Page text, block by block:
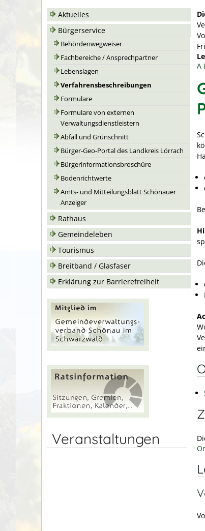
Aktuelles
Bürgerservice
Behördenwegweiser
Fachbereiche / Ansprechpartner
Lebenslagen
Verfahrensbeschreibungen
Formulare
Formulare von externen
Verwaltungsdienstleistern
Abfall und Grünschnitt
Bürger-Geo-Portal des Landkreis Lörrach
Bürgerinformationsbroschüre
Bodenrichtwerte
Amts- und Mitteilungsblatt Schönauer
Anzeiger
Rathaus
Gemeindeleben
Tourismus
Breitband / Glasfaser
Erklärung zur Barrierefreiheit
Veranstaltungen
A